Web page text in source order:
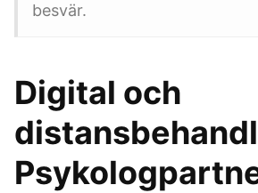
besvär.
Digital och